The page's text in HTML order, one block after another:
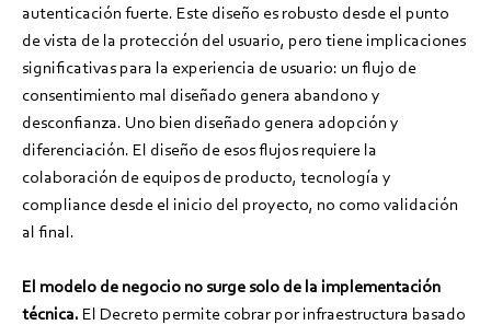
autenticación fuerte. Este diseño es robusto desde el punto
de vista de la protección del usuario, pero tiene implicaciones
significativas para la experiencia de usuario: un flujo de
consentimiento mal diseñado genera abandono y
desconfianza. Uno bien diseñado genera adopción y
diferenciación. El diseño de esos flujos requiere la
colaboración de equipos de producto, tecnología y
compliance desde el inicio del proyecto, no como validación
al final.
El modelo de negocio no surge solo de la implementación
técnica. El Decreto permite cobrar por infraestructura basado